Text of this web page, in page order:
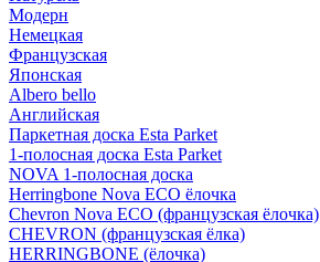
Модерн
Немецкая
Французская
Японская
Albero bello
Английская
Паркетная доска Esta Parket
1-полосная доска Esta Parket
NOVA 1-полосная доска
Herringbone Nova ECO ёлочка
Chevron Nova ECO (французская ёлочка)
CHEVRON (французская ёлка)
HERRINGBONE (ёлочка)